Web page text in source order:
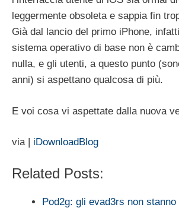
leggermente obsoleta e sappia fin
Già dal lancio del primo iPhone,
sistema operativo di base non è
nulla, e gli utenti, a questo punto
anni) si aspettano qualcosa di più.
E voi cosa vi aspettate dalla nuova
via | iDownloadBlog
Related Posts:
Pod2g: gli evad3rs non stanno